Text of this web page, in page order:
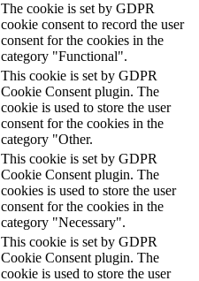
The cookie is set by GDPR
cookie consent to record the user
consent for the cookies in the
category "Functional".
This cookie is set by GDPR
Cookie Consent plugin. The
cookie is used to store the user
consent for the cookies in the
category "Other.
This cookie is set by GDPR
Cookie Consent plugin. The
cookies is used to store the user
consent for the cookies in the
category "Necessary".
This cookie is set by GDPR
Cookie Consent plugin. The
cookie is used to store the user